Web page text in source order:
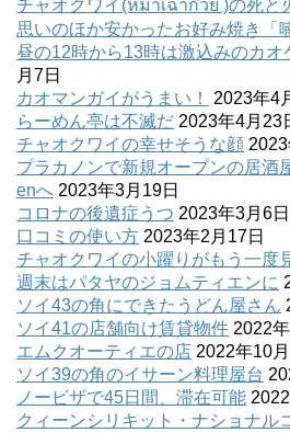
チャオクワイ(หมาเฉาก๊วย )の死と
思いのほか安かったお好み焼き「
昼の12時から13時は激込みのカオ
月7日
カオマンガイがうまい！
2023年4
らーめん亭は不滅だ 2023年4月23
チャオクワイの幸せそうな顔 2023
プラカノンで新規オープンの居酒
enへ 2023年3月19日
コロナの後遺症うつ 2023年3月6日
口コミの使い方 2023年2月17日
チャオクワイの小躍りがもう一度
週末はパタヤのジョムティエンに
ソイ43の角にできたうどん屋さん
ソイ41の店舗向け賃貸物件 2022
エムクオーティエの店 2022年10
ソイ39の角のイサーン料理屋台
ノービザで45日間、滞在可能
クィーンシリキット・ナショナル